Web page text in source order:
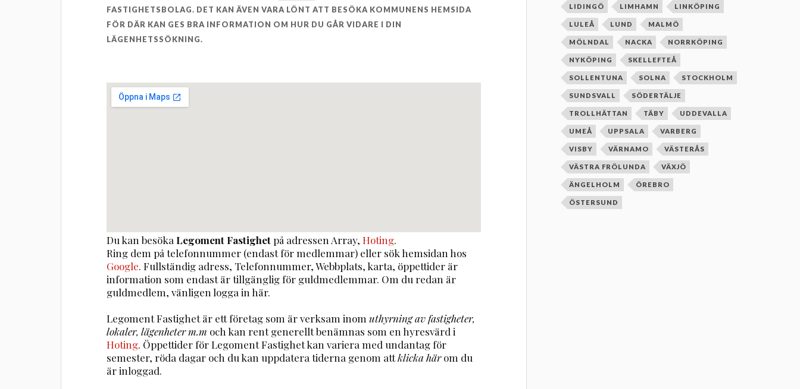
FASTIGHETSBOLAG. DET KAN ÄVEN VARA LÖNT ATT BESÖKA KOMMUNENS HEMSIDA
FÖR DÄR KAN GES BRA INFORMATION OM HUR DU GÅR VIDARE I DIN
LÄGENHETSSÖKNING.
Du kan besöka Legoment Fastighetpå adressen Array,Hoting.
Ring dem på telefonnummer (endast för medlemmar) eller sök hemsidan hos
Google. Fullständig adress, Telefonnummer, Webbplats, karta, öppettider är
information som endast är tillgänglig för guldmedlemmar. Om du redan är
guldmedlem, vänligen logga in här.
Legoment Fastighet är ett företag som är verksam inomuthyrning av fastigheter,
lokaler, lägenheter m.m och kan rent generellt benämnas som en hyresvärd i
Hoting. Öppettider för Legoment Fastighet kan variera med undantag för
semester, röda dagar och du kan uppdatera tiderna genom attklicka härom du
är inloggad.
n
LIDINGÖ LIMHAMN LINKÖPING
LULEÅ LUND MALMÖ
MÖLNDAL NACKA NORRKÖPING
NYKÖPING SKELLEFTEÅ
SOLLENTUNA SOLNA STOCKHOLM
SUNDSVALL SÖDERTÄLJE
TROLLHÄTTAN TÄBY UDDEVALLA
UMEÅ UPPSALA VARBERG
VISBY VÄRNAMO VÄSTERÅS
VÄSTRA FRÖLUNDA VÄXJÖ
ÄNGELHOLM ÖREBRO
ÖSTERSUND